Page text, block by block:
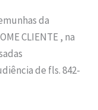
da
CLIENTE , na
de fls. 842-